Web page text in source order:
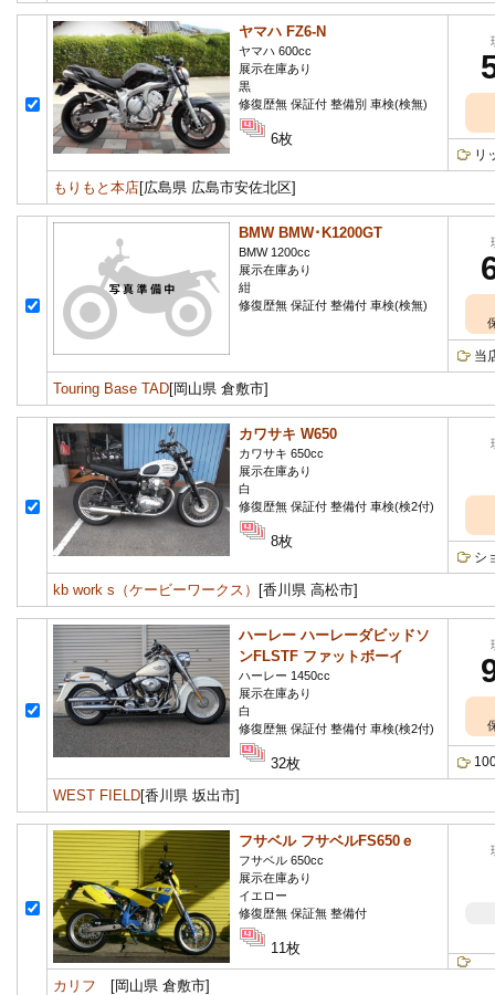
ヤマハ FZ6-N
ヤマハ 600cc
展示在庫あり
黒
修復歴無 保証付 整備別 車検(検無)
6枚
リ
もりもと本店[広島県 広島市安佐北区]
BMW BMW･K1200GT
BMW 1200cc
展示在庫あり
紺
修復歴無 保証付 整備付 車検(検無)
当
Touring Base TAD[岡山県 倉敷市]
カワサキ W650
カワサキ 650cc
展示在庫あり
白
修復歴無 保証付 整備付 車検(検2付)
8枚
シ
kb work s（ケービーワークス） [香川県 高松市]
ハーレー ハーレーダビッドソ
ンFLSTF ファットボーイ
ハーレー 1450cc
展示在庫あり
白
修復歴無 保証付 整備付 車検(検2付)
32枚
WEST FIELD[香川県 坂出市]
フサベル フサベルFS650ｅ
フサベル 650cc
展示在庫あり
イエロー
修復歴無 保証無 整備付
11枚
カリフ [岡山県 倉敷市]